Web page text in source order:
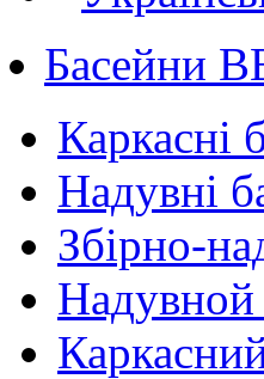
Басейни
Каркасні
Надувні
Збірно-